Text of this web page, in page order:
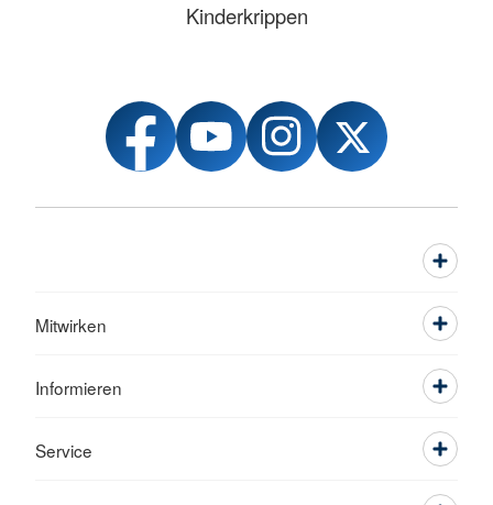
Kinderkrippen
Mitwirken
Informieren
Service